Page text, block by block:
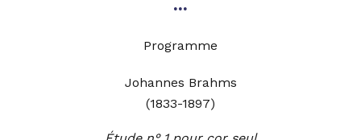
•••
Programme
Johannes Brahms
(1833-1897)